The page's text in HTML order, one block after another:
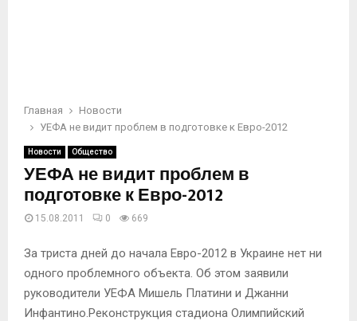
Главная
Новости
УЕФА не видит проблем в подготовке к Евро-2012
Новости Общество
УЕФА не видит проблем в
подготовке к Евро-2012
15.08.2011 0 669
За триста дней до начала Евро-2012 в Украине нет ни
одного проблемного объекта. Об этом заявили
руководители УЕФА Мишель Платини и Джанни
Инфантино.Реконструкция стадиона Олимпийский